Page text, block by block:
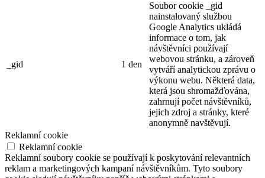
_gid 1 den
Soubor cookie _gid
nainstalovaný službou
Google Analytics ukládá
informace o tom, jak
návštěvníci používají
webovou stránku, a zároveň
vytváří analytickou zprávu o
výkonu webu. Některá data,
která jsou shromažďována,
zahrnují počet návštěvníků,
jejich zdroj a stránky, které
anonymně navštěvují.
Reklamní cookie
Reklamní cookie
Reklamní soubory cookie se používají k poskytování relevantních
reklam a marketingových kampaní návštěvníkům. Tyto soubory